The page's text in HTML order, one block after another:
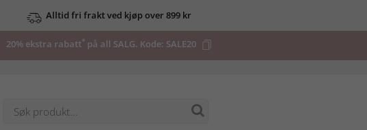
Alltid fri frakt ved kjøp over 899 kr
20% ekstra rabatt* på all SALG. Kode: SALE20